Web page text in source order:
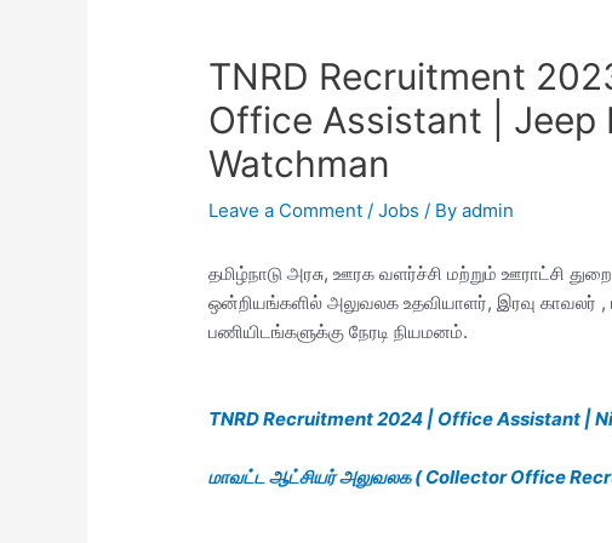
TNRD Recruitment
Office Assistant | Jeep
Watchman
Leave a Comment /Jobs / Byadmin
தமிழ்நாடு அரசு, ஊரக வளர்ச்சி மற்றும் ஊராட்சி
ஒன்றியங்களில் அலுவலக உதவியாளர், இரவு காவலர் ,
பணியிடங்களுக்கு நேரடி நியமனம்.
TNRD Recruitment 2024 | Office Assistant |
மாவட்ட ஆட்சியர் அலுவலக ( Collector Office